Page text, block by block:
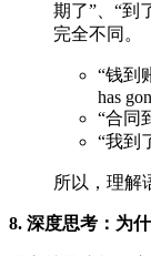
期了”、“到
完全不同。
“钱到
has
“合同
“我到
所以，理解
8. 深度思考：为